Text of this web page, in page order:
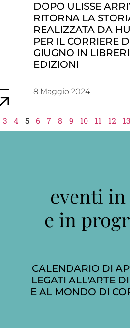
DOPO ULISSE
RITORNA LA
REALIZZATA DA
PER IL CORRIERE
GIUGNO IN
EDIZIONI
8 Maggio 2024
3 4 5 6 7 8 9 10 11 12 13
eventi in
e in
CALENDARIO DI
LEGATI ALL'ARTE
E AL MONDO DI